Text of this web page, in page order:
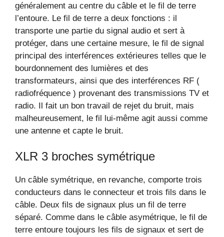
généralement au centre du câble et le fil de terre
l’entoure. Le fil de terre a deux fonctions : il
transporte une partie du signal audio et sert à
protéger, dans une certaine mesure, le fil de signal
principal des interférences extérieures telles que le
bourdonnement des lumières et des
transformateurs, ainsi que des interférences RF (
radiofréquence ) provenant des transmissions TV et
radio. Il fait un bon travail de rejet du bruit, mais
malheureusement, le fil lui-même agit aussi comme
une antenne et capte le bruit.
XLR 3 broches symétrique
Un câble symétrique, en revanche, comporte trois
conducteurs dans le connecteur et trois fils dans le
câble. Deux fils de signaux plus un fil de terre
séparé. Comme dans le câble asymétrique, le fil de
terre entoure toujours les fils de signaux et sert de